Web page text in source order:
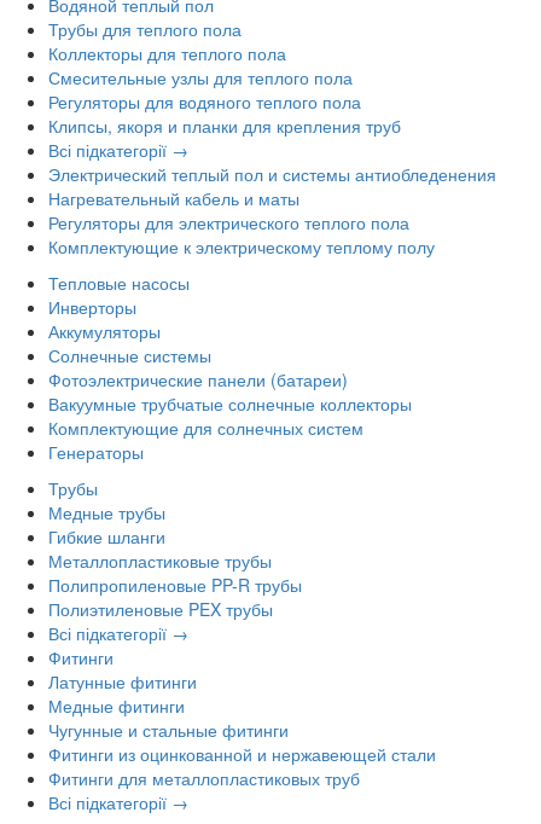
Трубы для теплого пола
Коллекторы для теплого пола
Смесительные узлы для теплого пола
Регуляторы для водяного теплого пола
Клипсы, якоря и планки для крепления труб
Всі підкатегорії →
Электрический теплый пол и системы антиобледенения
Нагревательный кабель и маты
Регуляторы для электрического теплого пола
Комплектующие к электрическому теплому полу
Тепловые насосы
Инверторы
Аккумуляторы
Солнечные системы
Фотоэлектрические панели (батареи)
Вакуумные трубчатые солнечные коллекторы
Комплектующие для солнечных систем
Генераторы
Трубы
Медные трубы
Гибкие шланги
Металлопластиковые трубы
Полипропиленовые PP-R трубы
Полиэтиленовые PEX трубы
Всі підкатегорії →
Фитинги
Латунные фитинги
Медные фитинги
Чугунные и стальные фитинги
Фитинги из оцинкованной и нержавеющей стали
Фитинги для металлопластиковых труб
Всі підкатегорії →